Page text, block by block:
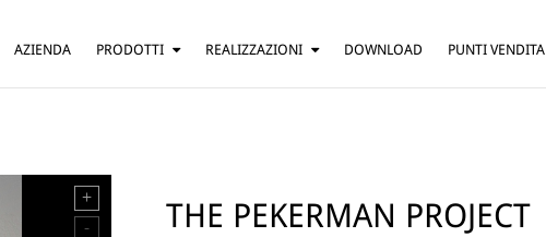
AZIENDA
PRODOTTI
REALIZZAZIONI
DOWNLOAD PUNTI VENDITA
THE PEKERMAN PROJECT